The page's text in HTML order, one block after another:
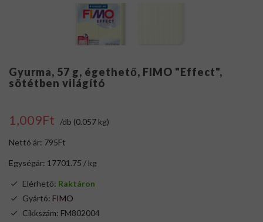
Gyurma, 57 g, égethető, FIMO "Effect",
sötétben világító
1,009Ft /db (0.057 kg)
Nettó ár: 795Ft
Egységár: 17701.75 / kg
Elérhető: Raktáron
Gyártó: FIMO
Cikkszám: FM802004